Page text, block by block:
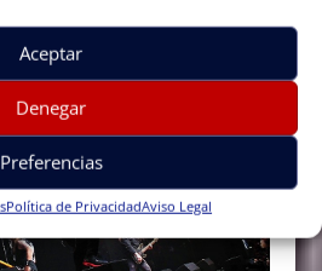
Aceptar
Denegar
Preferencias
Política de PrivacidadAviso Legal